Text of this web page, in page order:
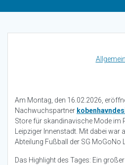
Allgemein
Am Montag, den 16.02.2026,
Nachwuchspartner
Store für skandinavische Mode im
Leipziger Innenstadt. Mit dabei war
Abteilung Fußball der SG MoGoNo
Das Highlight des Tages: Ein